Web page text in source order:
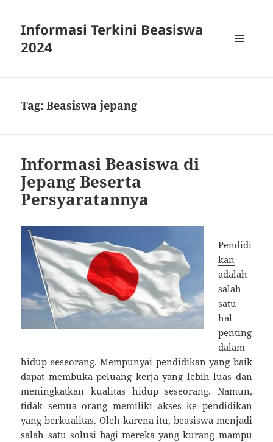
Informasi Terkini Beasiswa
2024
Tag:Beasiswa jepang
Informasi Beasiswa di
Jepang Beserta
Persyaratannya
Pendidi
kan
adalah
salah
satu
hal
penting
dalam
hidup seseorang. Mempunyai pendidikan yang baik
dapat membuka peluang kerja yang lebih luas dan
meningkatkan kualitas hidup seseorang. Namun,
tidak semua orang memiliki akses ke pendidikan
yang berkualitas. Oleh karena itu, beasiswa menjadi
salah satu solusi bagi mereka yang kurang mampu